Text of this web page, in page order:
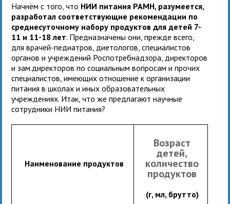
Начнём с того, что НИИ питания РАМН, разумеется,
разработал соответствующие рекомендации по
среднесуточному набору продуктов для детей 7-
11 и 11-18 лет. Предназначены они, прежде всего,
для врачей-педиатров, диетологов, специалистов
органов и учреждений Роспотребнадзора, директоров
и зам.директоров по социальным вопросам и прочих
специалистов, имеющих отношение к организации
питания в школах и иных образовательных
учреждениях. Итак, что же предлагают научные
сотрудники НИИ питания?
Наименование продуктов
Возраст
детей,
количество
продуктов
(г, мл, брутто)